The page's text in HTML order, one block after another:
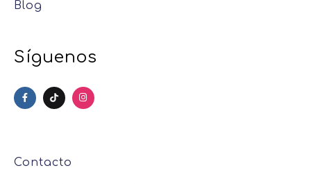
Blog
Síguenos
Contacto